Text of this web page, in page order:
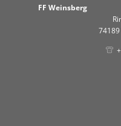
FF Weinsberg
74189